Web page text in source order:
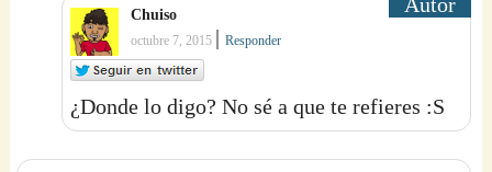
Chuiso
octubre 7, 2015 |Responder
¿Donde lo digo? No sé a que te refieres :S